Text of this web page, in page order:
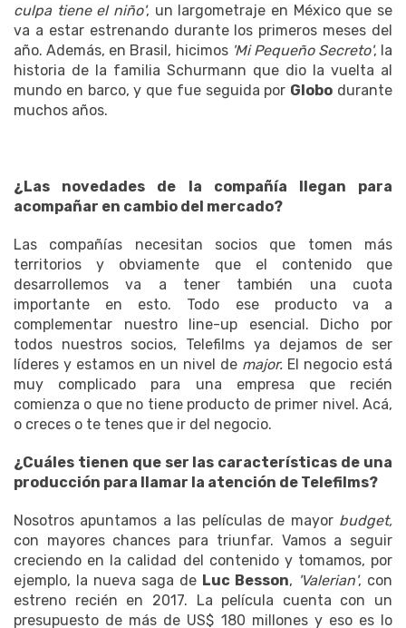
culpa tiene el niño', un largometraje en México que se
va a estar estrenando durante los primeros meses del
año. Además, en Brasil, hicimos 'Mi Pequeño Secreto', la
historia de la familia Schurmann que dio la vuelta al
mundo en barco, y que fue seguida por Globo durante
muchos años.
¿Las novedades de la compañía llegan para
acompañar en cambio del mercado?
Las compañías necesitan socios que tomen más
territorios y obviamente que el contenido que
desarrollemos va a tener también una cuota
importante en esto. Todo ese producto va a
complementar nuestro line-up esencial. Dicho por
todos nuestros socios, Telefilms ya dejamos de ser
líderes y estamos en un nivel de major. El negocio está
muy complicado para una empresa que recién
comienza o que no tiene producto de primer nivel. Acá,
o creces o te tenes que ir del negocio.
¿Cuáles tienen que ser las características de una
producción para llamar la atención de Telefilms?
Nosotros apuntamos a las películas de mayor budget,
con mayores chances para triunfar. Vamos a seguir
creciendo en la calidad del contenido y tomamos, por
ejemplo, la nueva saga de Luc Besson, 'Valerian', con
estreno recién en 2017. La película cuenta con un
presupuesto de más de US$ 180 millones y eso es lo